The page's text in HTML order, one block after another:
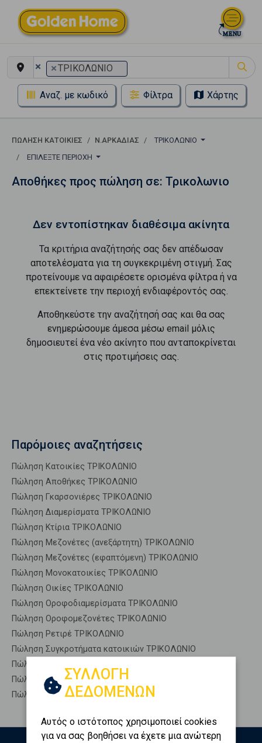
× ×ΤΡΙΚΟΛΩΝΙΟ
Αναζ. με κωδικό Φίλτρα Χάρτης
ΠΏΛΗΣΗ ΚΑΤΟΙΚΊΕΣ Ν.ΑΡΚΑΔΙΑΣ
ΤΡΙΚΟΛΩΝΙΟ
ΕΠΙΛΈΞΤΕ ΠΕΡΙΟΧΉ
Αποθήκες προς πώληση σε: Τρικολωνιο
Δεν εντοπίστηκαν διαθέσιμα ακίνητα
Τα κριτήρια αναζήτησής σας δεν απέδωσαν
αποτελέσματα για τη συγκεκριμένη στιγμή. Σας
προτείνουμε να αφαιρέσετε ορισμένα φίλτρα ή να
επεκτείνετε την περιοχή ενδιαφέροντός σας.
Αποθηκεύστε την αναζήτησή σας και θα σας
ενημερώσουμε άμεσα μέσω email μόλις
δημοσιευτεί ένα νέο ακίνητο που ανταποκρίνεται
στις προτιμήσεις σας.
Παρόμοιες αναζητήσεις
Πώληση Κατοικίες ΤΡΙΚΟΛΩΝΙΟ
Πώληση Αποθήκες ΤΡΙΚΟΛΩΝΙΟ
Πώληση Γκαρσονιέρες ΤΡΙΚΟΛΩΝΙΟ
Πώληση Διαμερίσματα ΤΡΙΚΟΛΩΝΙΟ
Πώληση Κτίρια ΤΡΙΚΟΛΩΝΙΟ
Πώληση Μεζονέτες (ανεξάρτητη) ΤΡΙΚΟΛΩΝΙΟ
Πώληση Μεζονέτες (εφαπτόμενη) ΤΡΙΚΟΛΩΝΙΟ
Πώληση Μονοκατοικίες ΤΡΙΚΟΛΩΝΙΟ
Πώληση Οικίες ΤΡΙΚΟΛΩΝΙΟ
Πώληση Οροφοδιαμερίσματα ΤΡΙΚΟΛΩΝΙΟ
Πώληση Οροφομεζονέτες ΤΡΙΚΟΛΩΝΙΟ
Πώληση Ρετιρέ ΤΡΙΚΟΛΩΝΙΟ
Πώληση Συγκροτήματα κατοικιών ΤΡΙΚΟΛΩΝΙΟ
Πώληση Υπόγεια ΤΡΙΚΟΛΩΝΙΟ
Πώληση Υπόσκαφα ΤΡΙΚΟΛΩΝΙΟ
Πώληση Υπολ. υψουν ΤΡΙΚΟΛΩΝΙΟ
ΣΥΛΛΟΓΗ
ΔΕΔΟΜΕΝΩΝ
Αυτός ο ιστότοπος χρησιμοποιεί cookies
για να σας βοηθήσει να έχετε μια ανώτερη